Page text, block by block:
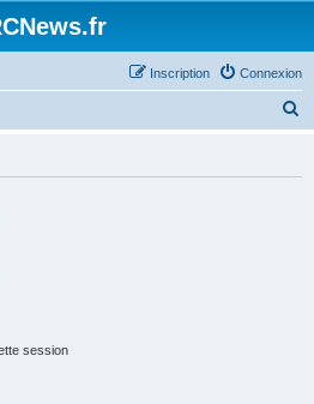
Connexion
Inscription
session